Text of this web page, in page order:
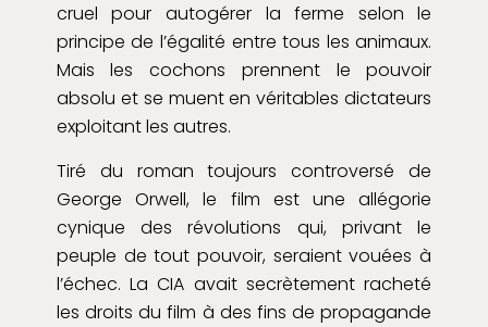
cruel pour autogérer la ferme selon le
principe de l’égalité entre tous les animaux.
Mais les cochons prennent le pouvoir
absolu et se muent en véritables dictateurs
exploitant les autres.
Tiré du roman toujours controversé de
George Orwell, le film est une allégorie
cynique des révolutions qui, privant le
peuple de tout pouvoir, seraient vouées à
l’échec. La CIA avait secrètement racheté
les droits du film à des fins de propagande